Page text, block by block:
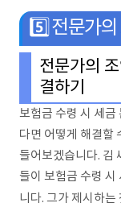
5️⃣ 전문가
전문가의
결하기
보험금 수령 시 세금
다면 어떻게 해결할
들어보겠습니다. 김
들이 보험금 수령 시
니다. 그가 제시하는